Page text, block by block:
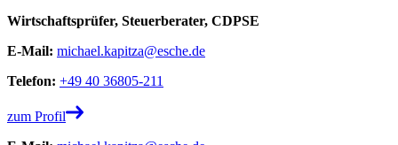
Wirtschaftsprüfer, Steuerberater, CDPSE
E-Mail: michael.kapitza@esche.de
Telefon: +49 40 36805-211
zum Profil